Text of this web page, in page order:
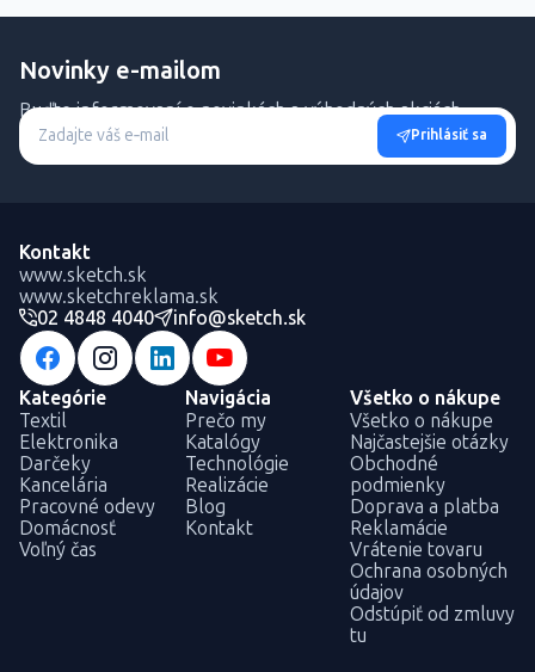
Novinky e-mailom
Buďte informovaní o novinkách a výhodných akciách.
Prihlásiť sa
Kontakt
www.sketch.sk
www.sketchreklama.sk
02 4848 4040
info@sketch.sk
Kategórie
Textil
Elektronika
Darčeky
Kancelária
Pracovné odevy
Domácnosť
Voľný čas
Navigácia
Prečo my
Katalógy
Technológie
Realizácie
Blog
Kontakt
Všetko o nákupe
Všetko o nákupe
Najčastejšie otázky
Obchodné
podmienky
Doprava a platba
Reklamácie
Vrátenie tovaru
Ochrana osobných
údajov
Odstúpiť od zmluvy
tu